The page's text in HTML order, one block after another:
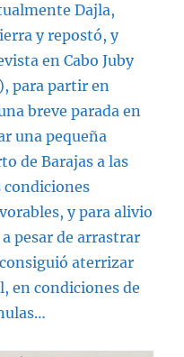
Dajla,
y repostó, y
en Cabo Juby
para partir en
breve parada en
una pequeña
de Barajas a las
condiciones
y para alivio
pesar de arrastrar
aterrizar
en condiciones de